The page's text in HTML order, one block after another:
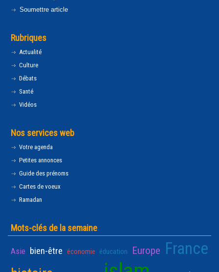
Soumettre article
Rubriques
Actualité
Culture
Débats
Santé
Vidéos
Nos services web
Votre agenda
Petites annonces
Guide des prénoms
Cartes de voeux
Ramadan
Mots-clés de la semaine
Asie bien-être économie éducation Europe France